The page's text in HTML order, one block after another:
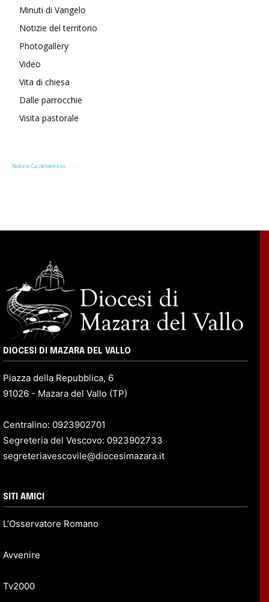
Minuti di Vangelo
Notizie del territorio
Photogallery
Video
Vita di chiesa
Dalle parrocchie
Visita pastorale
Notizie Castelvetrano
DIOCESI DI MAZARA DEL VALLO
Piazza della Repubblica, 6
91026 - Mazara del Vallo (TP)
Centralino: 0923902701
Segreteria del Vescovo: 0923902733
segreteriavescovile@diocesimazara.it
SITI AMICI
L’Osservatore Romano
Avvenire
Tv2000